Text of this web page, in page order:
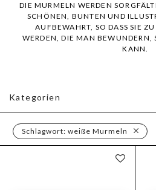
DIE MURMELN WERDEN
SCHÖNEN, BUNTEN UND
AUFBEWAHRT, SO DASS SIE
WERDEN, DIE MAN BEWUNDERN,
KANN.
Kategorien
Schlagwort: weiße Murmeln